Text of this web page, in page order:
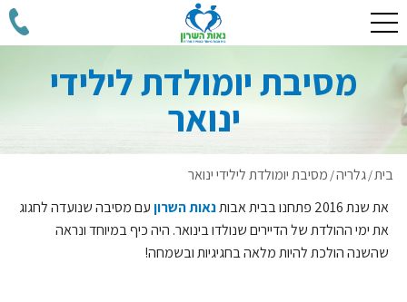
מסיבת יומולדת לילידי
ינואר
בית/גלריה/ מסיבת יומולדת לילידי ינואר
את שנת 2016 פתחנו בבית אבות
נאות השרוןעם מסיבה שנועדה לחגוג
את ימי ההולדת של הדיירים שנולדו בינואר. היה כיף במיוחד ונראה
שהשנה הולכת להיות מלאה בחגיגיות ובשמחה!